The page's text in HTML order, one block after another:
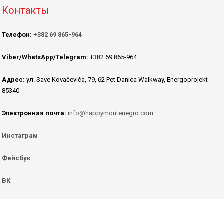
Контакты
Телефон: +382 69 865-964
Viber/WhatsApp/Telegram: +382 69 865-964
Адрес: ул. Save Kovačevića, 79, 62 Pet Danica Walkway, Energoprojekt
85340
Электронная почта: info@happymontenegro.com
Инстаграм
Фейсбук
ВК